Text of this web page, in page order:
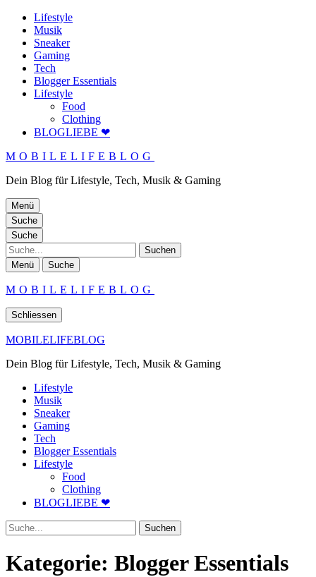
Lifestyle
Musik
Sneaker
Gaming
Tech
Blogger Essentials
Lifestyle
Food
Clothing
BLOGLIEBE ❤
MOBILELIFEBLOG
Dein Blog für Lifestyle, Tech, Musik & Gaming
Menü
Suche
Suche
Suche
Menü Suche
MOBILELIFEBLOG
Schliessen
MOBILELIFEBLOG
Dein Blog für Lifestyle, Tech, Musik & Gaming
Lifestyle
Musik
Sneaker
Gaming
Tech
Blogger Essentials
Lifestyle
Food
Clothing
BLOGLIEBE ❤
Suche
Kategorie: Blogger Essentials